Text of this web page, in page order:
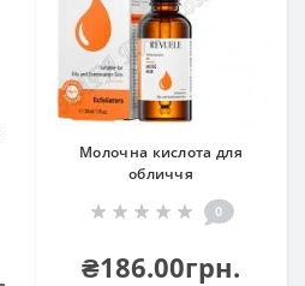
Молочна кислота для
обличчя
0
₴186.00грн.